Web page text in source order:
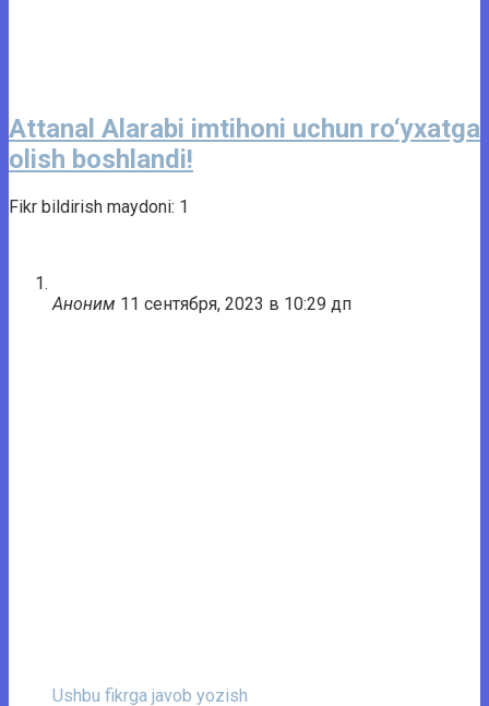
Attanal Alarabi imtihoni uchun ro‘yxatga
olish boshlandi!
Fikr bildirish maydoni: 1
Аноним 11 сентября, 2023 в 10:29 дп
Ushbu fikrga javob yozish